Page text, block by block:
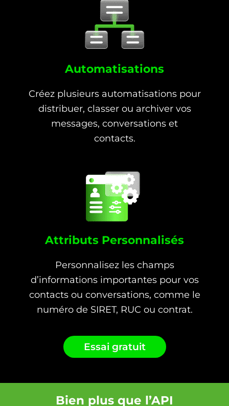
Automatisations
Créez plusieurs automatisations pour
distribuer, classer ou archiver vos
messages, conversations et
contacts.
Attributs Personnalisés
Personnalisez les champs
d’informations importantes pour vos
contacts ou conversations, comme le
numéro de SIRET, RUC ou contrat.
Essai gratuit
Bien plus que l’API